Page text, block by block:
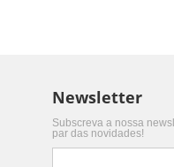
Newsletter
Subscreva a nossa
par das novidades!